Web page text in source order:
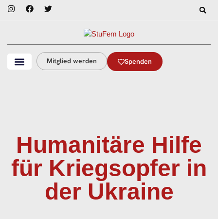
Mitglied werden Spenden
Humanitäre Hilfe
für Kriegsopfer in
der Ukraine